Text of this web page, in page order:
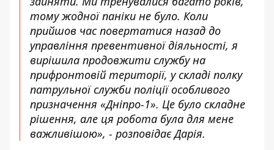
тому жодної паніки не було. Коли
прийшов час повертатися назад до
управління превентивної діяльності, я
вирішила продовжити службу на
прифронтовій території, у складі полку
патрульної служби поліції особливого
призначення «Дніпро-1». Це було складне
рішення, але ця робота була для мене
важливішою», - розповідає Дарія.